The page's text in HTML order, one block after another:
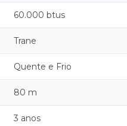
60.000 btus
Trane
Quente e Frio
80 m
3 anos